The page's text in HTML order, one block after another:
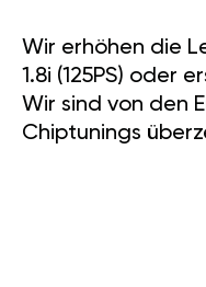
Wir erhöhen die
1.8i (125PS) oder
Wir sind von den
Chiptunings